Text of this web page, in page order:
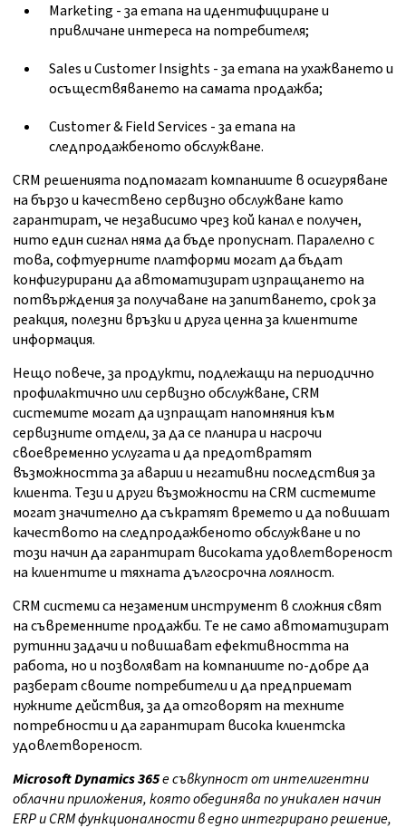
Marketing - за етапа на идентифициране и
привличане интереса на потребителя;
Sales и Customer Insights - за етапа на ухажването и
осъществяването на самата продажба;
Customer & Field Services - за етапа на
следпродажбеното обслужване.
CRM решенията подпомагат компаниите в осигуряване
на бързо и качествено сервизно обслужване като
гарантират, че независимо чрез кой канал е получен,
нито един сигнал няма да бъде пропуснат. Паралелно с
това, софтуерните платформи могат да бъдат
конфигурирани да автоматизират изпращането на
потвърждения за получаване на запитването, срок за
реакция, полезни връзки и друга ценна за клиентите
информация.
Нещо повече, за продукти, подлежащи на периодично
профилактично или сервизно обслужване, CRM
системите могат да изпращат напомняния към
сервизните отдели, за да се планира и насрочи
своевременно услугата и да предотвратят
възможността за аварии и негативни последствия за
клиента. Тези и други възможности на CRM системите
могат значително да съкратят времето и да повишат
качеството на следпродажбеното обслужване и по
този начин да гарантират високата удовлетвореност
на клиентите и тяхната дългосрочна лоялност.
CRM системи са незаменим инструмент в сложния свят
на съвременните продажби. Те не само автоматизират
рутинни задачи и повишават ефективността на
работа, но и позволяват на компаниите по-добре да
разберат своите потребители и да предприемат
нужните действия, за да отговорят на техните
потребности и да гарантират висока клиентска
удовлетвореност.
Microsoft Dynamics 365е съвкупност от интелигентни
облачни приложения, която обединява по уникален начин
ERP и CRM функционалности в едно интегрирано решение,